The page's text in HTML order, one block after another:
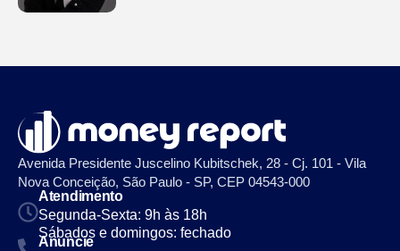
Avenida Presidente Juscelino Kubitschek, 28 - Cj. 101 - Vila
Nova Conceição, São Paulo - SP, CEP 04543-000
Atendimento
Segunda-Sexta: 9h às 18h
Sábados e domingos: fechado
Anuncie